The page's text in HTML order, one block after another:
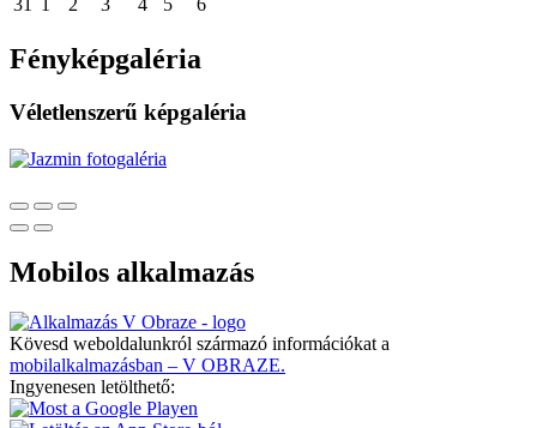
31
1 2 3 4 5 6
Fényképgaléria
Véletlenszerű képgaléria
Mobilos alkalmazás
Kövesd weboldalunkról származó információkat a
mobilalkalmazásban – V OBRAZE.
Ingyenesen letölthető: